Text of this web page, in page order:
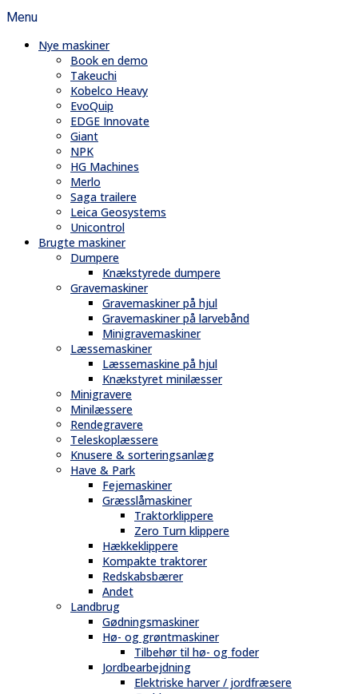
Menu
Nye maskiner
Book en demo
Takeuchi
Kobelco Heavy
EvoQuip
EDGE Innovate
Giant
NPK
HG Machines
Merlo
Saga trailere
Leica Geosystems
Unicontrol
Brugte maskiner
Dumpere
Knækstyrede dumpere
Gravemaskiner
Gravemaskiner på hjul
Gravemaskiner på larvebånd
Minigravemaskiner
Læssemaskiner
Læssemaskine på hjul
Knækstyret minilæsser
Minigravere
Minilæssere
Rendegravere
Teleskoplæssere
Knusere & sorteringsanlæg
Have & Park
Fejemaskiner
Græsslåmaskiner
Traktorklippere
Zero Turn klippere
Hækkeklippere
Kompakte traktorer
Redskabsbærer
Andet
Landbrug
Gødningsmaskiner
Hø- og grøntmaskiner
Tilbehør til hø- og foder
Jordbearbejdning
Elektriske harver / jordfræsere